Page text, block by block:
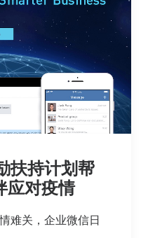
扶持计划帮
应对疫情
难关，企业微信日